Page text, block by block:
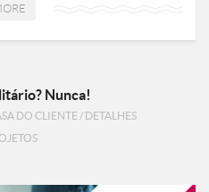
Nunca!
DO CLIENTE / DETALHES